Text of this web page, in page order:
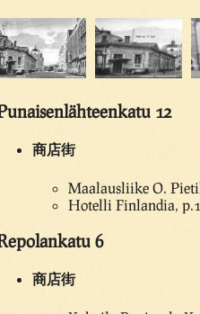
12
商店街
Maalausliike O.
Hotelli Finlandia,
6
商店街